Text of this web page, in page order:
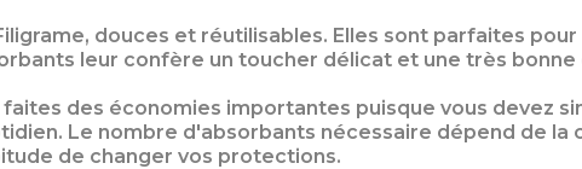
douces et réutilisables. Elles sont parfaites
leur confère un toucher délicat et une très
faites des économies importantes puisque vous devez
Le nombre d'absorbants nécessaire dépend de
de changer vos protections.